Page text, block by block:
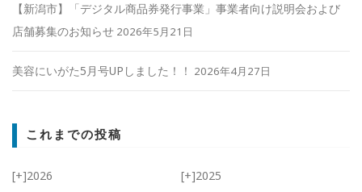
【新潟市】「デジタル商品券発行事業」事業者向け説明会および
店舗募集のお知らせ 2026年5月21日
美容にいがた5月号UPしました！！ 2026年4月27日
これまでの投稿
[+]2026 [+]2025